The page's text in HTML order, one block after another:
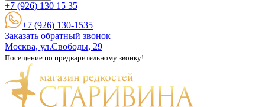
+7 (926) 130 15 35
+7 (926) 130-1535
Заказать обратный звонок
Москва, ул.Свободы, 29
Посещение по предварительному звонку!